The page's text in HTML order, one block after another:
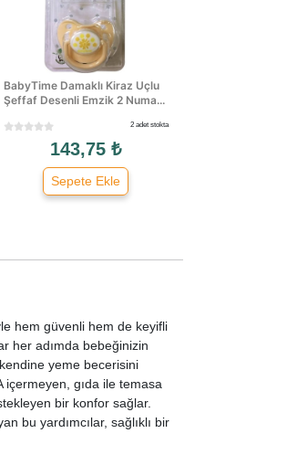
BabyTime Damaklı Kiraz Uçlu
Şeffaf Desenli Emzik 2 Numa...
2 adet stokta
143,75 ₺
Sepete Ekle
hem güvenli hem de keyifli
her adımda bebeğinizin
yeme becerisini
gıda ile temasa
bir konfor sağlar.
bu yardımcılar, sağlıklı bir